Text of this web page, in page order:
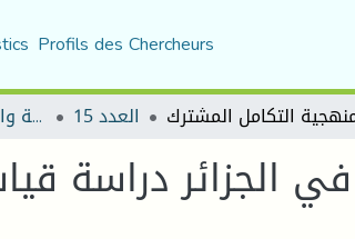
Profils des Chercheurs
مجلة العلوم الاقتصادية والتسيير والعلوم التجارية العدد 15
الجزائر دراسة